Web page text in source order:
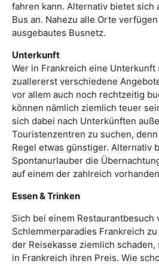
fahren kann. Alternativ bietet sich
Bus an. Nahezu alle Orte
ausgebautes Busnetz.
Unterkunft
Wer in Frankreich eine Unterkunft
zuallererst verschiedene
vor allem auch noch rechtzeitig
können nämlich ziemlich teuer
sich dabei nach Unterkünften
Touristenzentren zu suchen,
Regel etwas günstiger. Alternativ
Spontanurlauber die
auf einem der zahlreich
Essen & Trinken
Sich bei einem Restaurantbesuch
Schlemmerparadies Frankreich
der Reisekasse ziemlich
in Frankreich ihren Preis. Wie